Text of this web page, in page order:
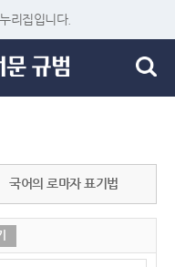
리집입니다.
국어의 로마자 표기법